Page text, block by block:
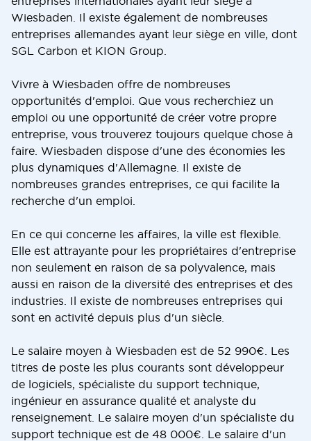
Wiesbaden. Il existe également de nombreuses
entreprises allemandes ayant leur siège en ville, dont
SGL Carbon et KION Group.
Vivre à Wiesbaden offre de nombreuses
opportunités d'emploi. Que vous recherchiez un
emploi ou une opportunité de créer votre propre
entreprise, vous trouverez toujours quelque chose à
faire. Wiesbaden dispose d'une des économies les
plus dynamiques d'Allemagne. Il existe de
nombreuses grandes entreprises, ce qui facilite la
recherche d'un emploi.
En ce qui concerne les affaires, la ville est flexible.
Elle est attrayante pour les propriétaires d'entreprise
non seulement en raison de sa polyvalence, mais
aussi en raison de la diversité des entreprises et des
industries. Il existe de nombreuses entreprises qui
sont en activité depuis plus d'un siècle.
Le salaire moyen à Wiesbaden est de 52 990€. Les
titres de poste les plus courants sont développeur
de logiciels, spécialiste du support technique,
ingénieur en assurance qualité et analyste du
renseignement. Le salaire moyen d'un spécialiste du
support technique est de 48 000€. Le salaire d'un